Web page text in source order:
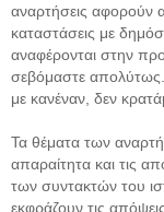
αναρτήσεις αφορούν
καταστάσεις με
αναφέρονται στην
σεβόμαστε
με κανέναν, δεν
Τα θέματα των
απαραίτητα και τις
των συντακτών του
εκφράζουν τις